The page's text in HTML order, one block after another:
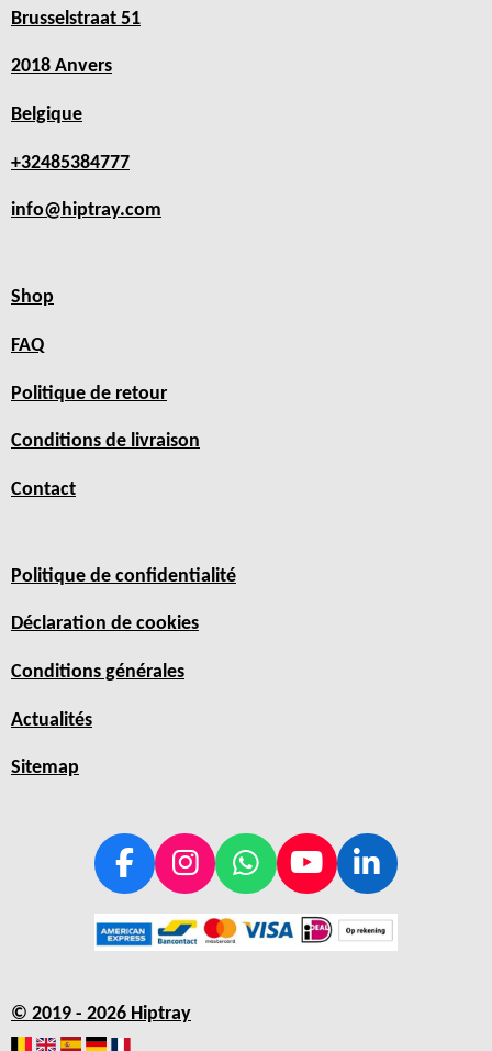
Brusselstraat 51
2018 Anvers
Belgique
+32485384777
info@hiptray.com
Shop
FAQ
Politique de retour
Conditions de livraison
Contact
Politique de confidentialité
Déclaration de cookies
Conditions générales
Actualités
Sitemap
F
c
o
I
s
g
W
a
Y
u
L
n
© 2019 - 2026 Hiptray